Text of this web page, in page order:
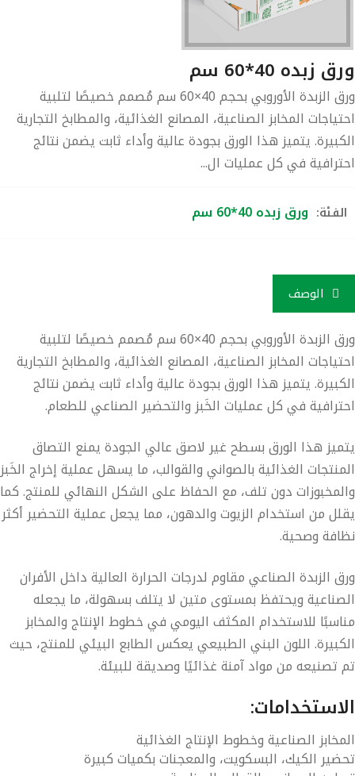
زبده 40*60 سم
ورق الزبدة الأوروبي بحجم 40×60 سم مُصمم خصيصًا لتلبية
المخابز الصناعية، المصانع الغذائية، والمطابخ التجارية
يتميز هذا الورق بجودة عالية وأداء ثابت يضمن نتائج
في كل عمليات ال...
ورق زبده 40*60 سم
الوصف
الزبدةالأوروبي بحجم 40×60 سم
مُصمم خصيصًا لتلبية
المخابز الصناعية، المصانع الغذائية، والمطابخ التجارية
. يتميز هذا الورق بجودة عالية وأداء ثابت يضمن نتائج
في كل عمليات الخَبز والتحضير الصناعي للطعام.
هذا الورق بسطحغير لاصق عالي الجودةيمنع التصاق
الغذائية بالصواني والقوالب، ما يسهل عملية إخراج الخَبز
دون تلف، مع الحفاظ على الشكل النهائي للمنتج. كما
من استخدام الزيوت والدهون، مما يجعل عملية التحضير أكثر
وصحية.
الزبدة الصناعيمقاوم لدرجات الحرارة العاليةداخل الأفران
ويحتفظ بمستوى متين لا يتلف بسهولة، ما يجعله
للاستخدام المكثف اليومي في خطوط الإنتاج والمخابز
اللون البني الطبيعي يعكس الطابعالبيئيللمنتج، حيث
تصنيعه من موادآمنة غذائيًا وصديقة للبيئة.
الصناعية وخطوط الإنتاج الغذائية
الكيك، البسكويت، والمعجنات بكميات كبيرة